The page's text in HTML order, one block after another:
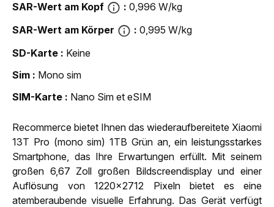
SAR-Wert am Kopf
0,996 W/kg
SAR-Wert am Körper
0,995 W/kg
SD-Karte
Keine
Sim
Mono sim
SIM-Karte
Nano Sim et eSIM
Recommerce bietet Ihnen das wiederaufbereitete Xiaomi
13T Pro (mono sim) 1TB Grün an, ein leistungsstarkes
Smartphone, das Ihre Erwartungen erfüllt. Mit seinem
großen 6,67 Zoll großen Bildscreendisplay und einer
Auflösung von 1220x2712 Pixeln bietet es eine
atemberaubende visuelle Erfahrung. Das Gerät verfügt